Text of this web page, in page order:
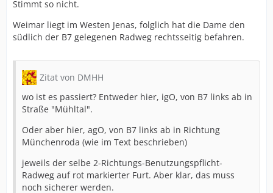
Stimmt so nicht.
Weimar liegt im Westen Jenas, folglich hat die Dame den
südlich der B7 gelegenen Radweg rechtsseitig befahren.
Zitat von DMHH
wo ist es passiert? Entweder hier, igO, von B7 links ab in
Straße "Mühltal".
Oder aber hier, agO, von B7 links ab in Richtung
Münchenroda (wie im Text beschrieben)
jeweils der selbe 2-Richtungs-Benutzungspflicht-
Radweg auf rot markierter Furt. Aber klar, das muss
noch sicherer werden.